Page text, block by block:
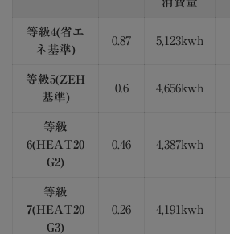
等級4(省エ
ネ基準)
0.87 5,123kwh
等級5(ZEH
基準)
0.6 4,656kwh
等級
6(HEAT20
G2)
0.46 4,387kwh
等級
7(HEAT20
G3)
0.26 4,191kwh